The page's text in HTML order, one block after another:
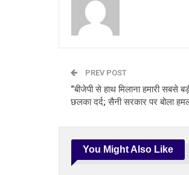
PREV POST
“बीजेपी से हाथ मिलाना हमारी सबसे
छलका दर्द; सैनी सरकार पर बोला
You Might Also Like